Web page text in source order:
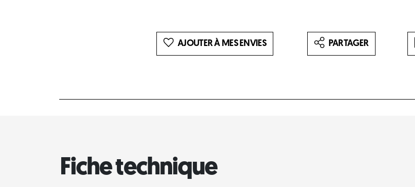
AJOUTER À MES ENVIES PARTAGER
Fiche technique